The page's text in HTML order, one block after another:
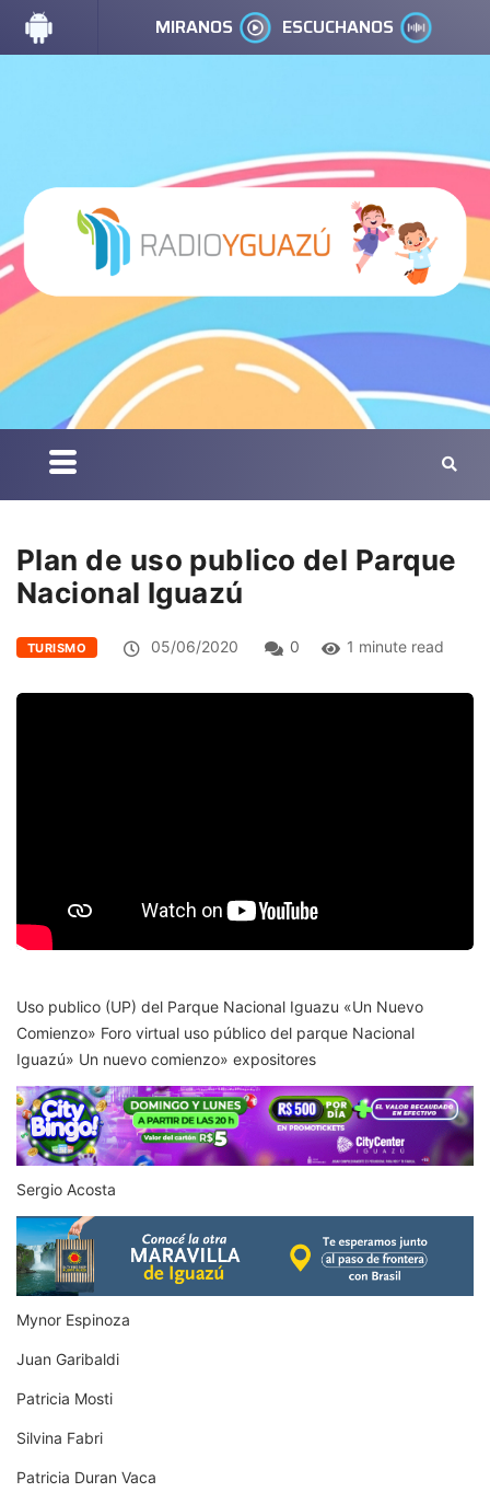
MIRANOS ESCUCHANOS
Plan de uso publico del Parque
Nacional Iguazú
TURISMO 05/06/2020 0 1 minute read
Uso publico (UP) del Parque Nacional Iguazu «Un Nuevo
Comienzo» Foro virtual uso público del parque Nacional
Iguazú» Un nuevo comienzo» expositores
Sergio Acosta
Mynor Espinoza
Juan Garibaldi
Patricia Mosti
Silvina Fabri
Patricia Duran Vaca